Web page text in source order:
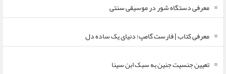
معرفی دستگاه شور در موسیقی سنتی
معرفی کتاب | فارست گامپ؛ دنیای یک ساده دل
تعیین جنسیت جنین به سبک ابن سینا